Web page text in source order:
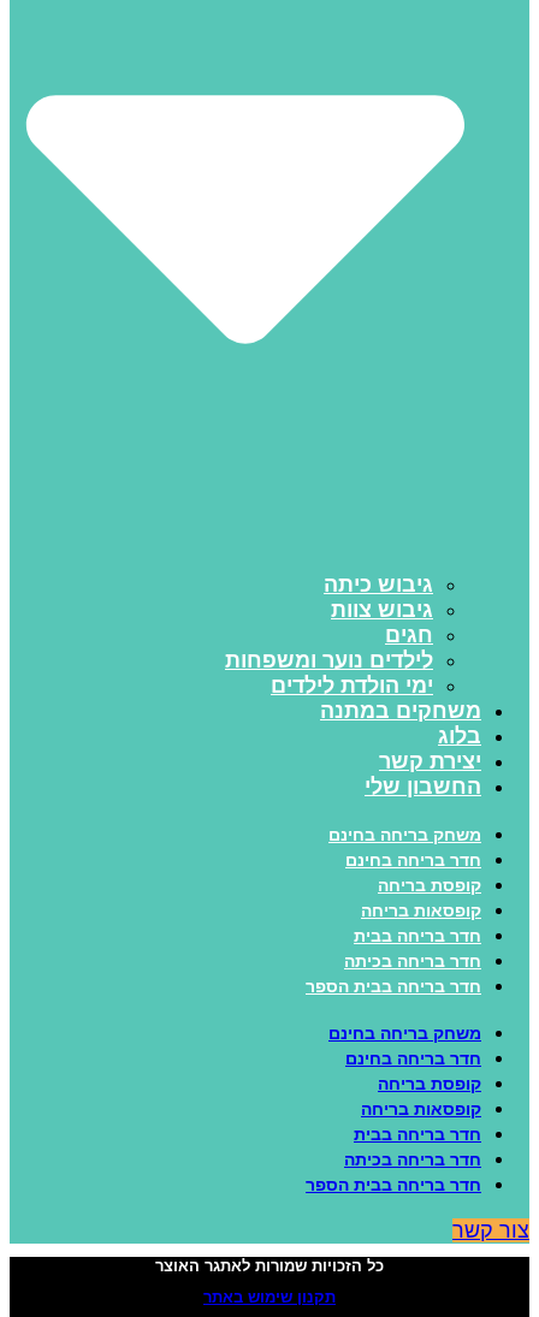
גיבוש כיתה
גיבוש צוות
חגים
לילדים נוער ומשפחות
ימי הולדת לילדים
משחקים במתנה
בלוג
יצירת קשר
החשבון שלי
משחק בריחה בחינם
חדר בריחה בחינם
קופסת בריחה
קופסאות בריחה
חדר בריחה בבית
חדר בריחה בכיתה
חדר בריחה בבית הספר
משחק בריחה בחינם
חדר בריחה בחינם
קופסת בריחה
קופסאות בריחה
חדר בריחה בבית
חדר בריחה בכיתה
חדר בריחה בבית הספר
קשר
כל הזכויות שמורות לאתגר האוצר
תקנון שימוש באתר